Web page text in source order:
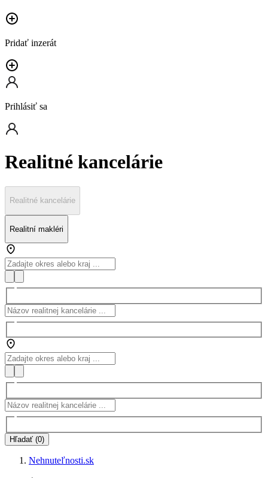
Pridať inzerát
Prihlásiť sa
Realitné kancelárie
Realitné kancelárie
Realitní makléri
Hľadať (0)
Nehnuteľnosti.sk